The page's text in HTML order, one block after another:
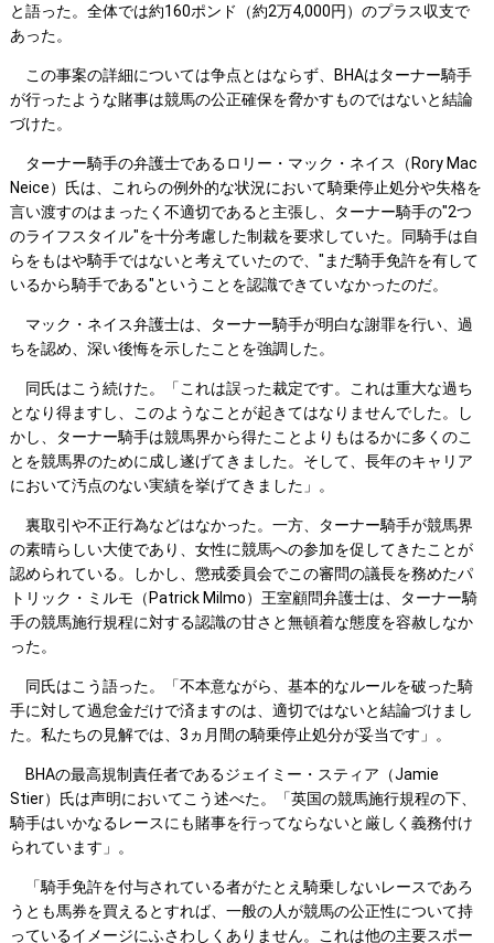
と語った。全体では約160ポンド（約2万4,000円）のプラス収支で
あった。
この事案の詳細については争点とはならず、BHAはターナー騎手
が行ったような賭事は競馬の公正確保を脅かすものではないと結論
づけた。
ターナー騎手の弁護士であるロリー・マック・ネイス（Rory Mac
Neice）氏は、これらの例外的な状況において騎乗停止処分や失格を
言い渡すのはまったく不適切であると主張し、ターナー騎手の"2つ
のライフスタイル"を十分考慮した制裁を要求していた。同騎手は自
らをもはや騎手ではないと考えていたので、"まだ騎手免許を有して
いるから騎手である"ということを認識できていなかったのだ。
マック・ネイス弁護士は、ターナー騎手が明白な謝罪を行い、過
ちを認め、深い後悔を示したことを強調した。
同氏はこう続けた。「これは誤った裁定です。これは重大な過ち
となり得ますし、このようなことが起きてはなりませんでした。し
かし、ターナー騎手は競馬界から得たことよりもはるかに多くのこ
とを競馬界のために成し遂げてきました。そして、長年のキャリア
において汚点のない実績を挙げてきました」。
裏取引や不正行為などはなかった。一方、ターナー騎手が競馬界
の素晴らしい大使であり、女性に競馬への参加を促してきたことが
認められている。しかし、懲戒委員会でこの審問の議長を務めたパ
トリック・ミルモ（Patrick Milmo）王室顧問弁護士は、ターナー騎
手の競馬施行規程に対する認識の甘さと無頓着な態度を容赦しなか
った。
同氏はこう語った。「不本意ながら、基本的なルールを破った騎
手に対して過怠金だけで済ますのは、適切ではないと結論づけまし
た。私たちの見解では、3ヵ月間の騎乗停止処分が妥当です」。
BHAの最高規制責任者であるジェイミー・スティア（Jamie
Stier）氏は声明においてこう述べた。「英国の競馬施行規程の下、
騎手はいかなるレースにも賭事を行ってならないと厳しく義務付け
られています」。
「騎手免許を付与されている者がたとえ騎乗しないレースであろ
うとも馬券を買えるとすれば、一般の人が競馬の公正性について持
っているイメージにふさわしくありません。これは他の主要スポー